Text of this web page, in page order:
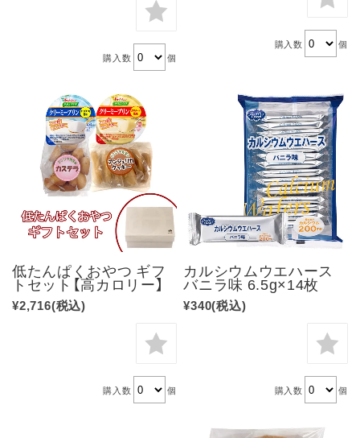
購入数 個
購入数 個
低たんぱくおやつ ギフ
トセット【高カロリー】
¥2,716(税込)
購入数 個
カルシウムウエハース
バニラ味 6.5g×14枚
¥340(税込)
購入数 個